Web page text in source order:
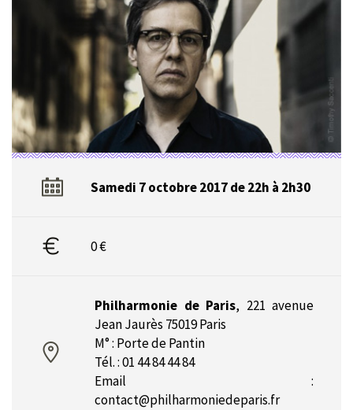
Samedi 7 octobre 2017 de 22h à 2h30
0 €
Philharmonie de Paris, 221 avenue
Jean Jaurès 75019 Paris
M° : Porte de Pantin
Tél. : 01 44 84 44 84
Email :
contact@philharmoniedeparis.fr